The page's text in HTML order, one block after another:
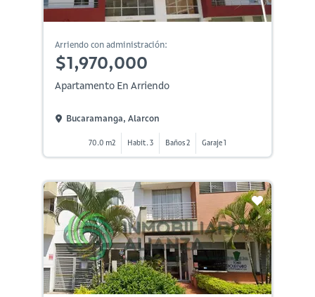
Arriendo con administración:
$1,970,000
Apartamento En Arriendo
Bucaramanga, Alarcon
70.0 m2 Habit. 3 Baños 2 Garaje 1